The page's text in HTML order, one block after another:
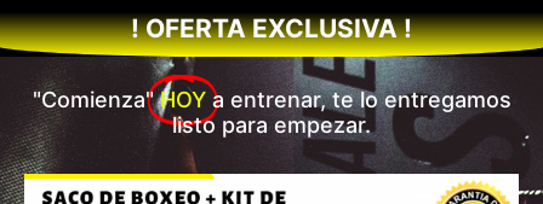
! OFERTA EXCLUSIVA !
"Comienza" HOY a entrenar, te lo entregamos
listo para empezar.